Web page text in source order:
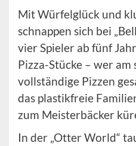
Mit Würfelglück und
schnappen sich bei
vier Spieler ab fünf
Pizza-Stücke – wer
vollständige Pizzen
das plastikfreie
zum Meisterbäcker
In der „Otter World“